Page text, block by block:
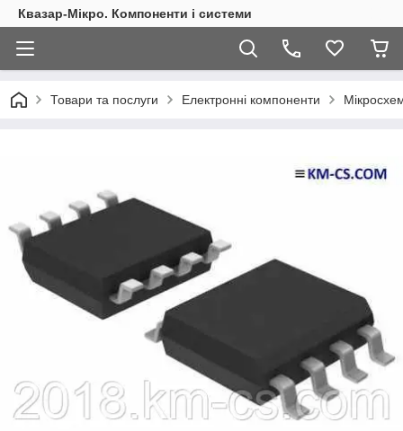
Квазар-Мікро. Компоненти і системи
Товари та послуги Електронні компоненти